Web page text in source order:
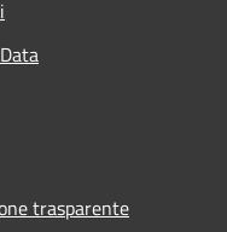
trasparente